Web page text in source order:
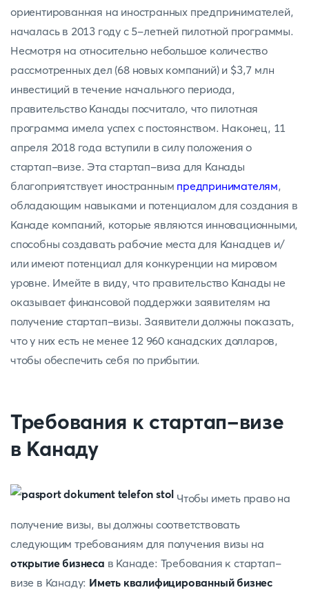
ориентированная на иностранных предпринимателей,
началась в 2013 году с 5-летней пилотной программы.
Несмотря на относительно небольшое количество
рассмотренных дел (68 новых компаний) и $3,7 млн
инвестиций в течение начального периода,
правительство Канады посчитало, что пилотная
программа имела успех с постоянством. Наконец, 11
апреля 2018 года вступили в силу положения о
стартап-визе. Эта стартап-виза для Канады
благоприятствует иностранным предпринимателям,
обладающим навыками и потенциалом для создания в
Канаде компаний, которые являются инновационными,
способны создавать рабочие места для Канадцев и/
или имеют потенциал для конкуренции на мировом
уровне. Имейте в виду, что правительство Канады не
оказывает финансовой поддержки заявителям на
получение стартап-визы. Заявители должны показать,
что у них есть не менее 12 960 канадских долларов,
чтобы обеспечить себя по прибытии.
Требования к стартап-визе
в Канаду
Чтобы иметь право на
получение визы, вы должны соответствовать
следующим требованиям для получения визы на
открытие бизнеса в Канаде: Требования к стартап-
визе в Канаду: Иметь квалифицированный бизнес